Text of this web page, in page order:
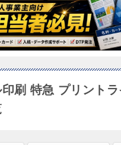
印刷 特急 プリント